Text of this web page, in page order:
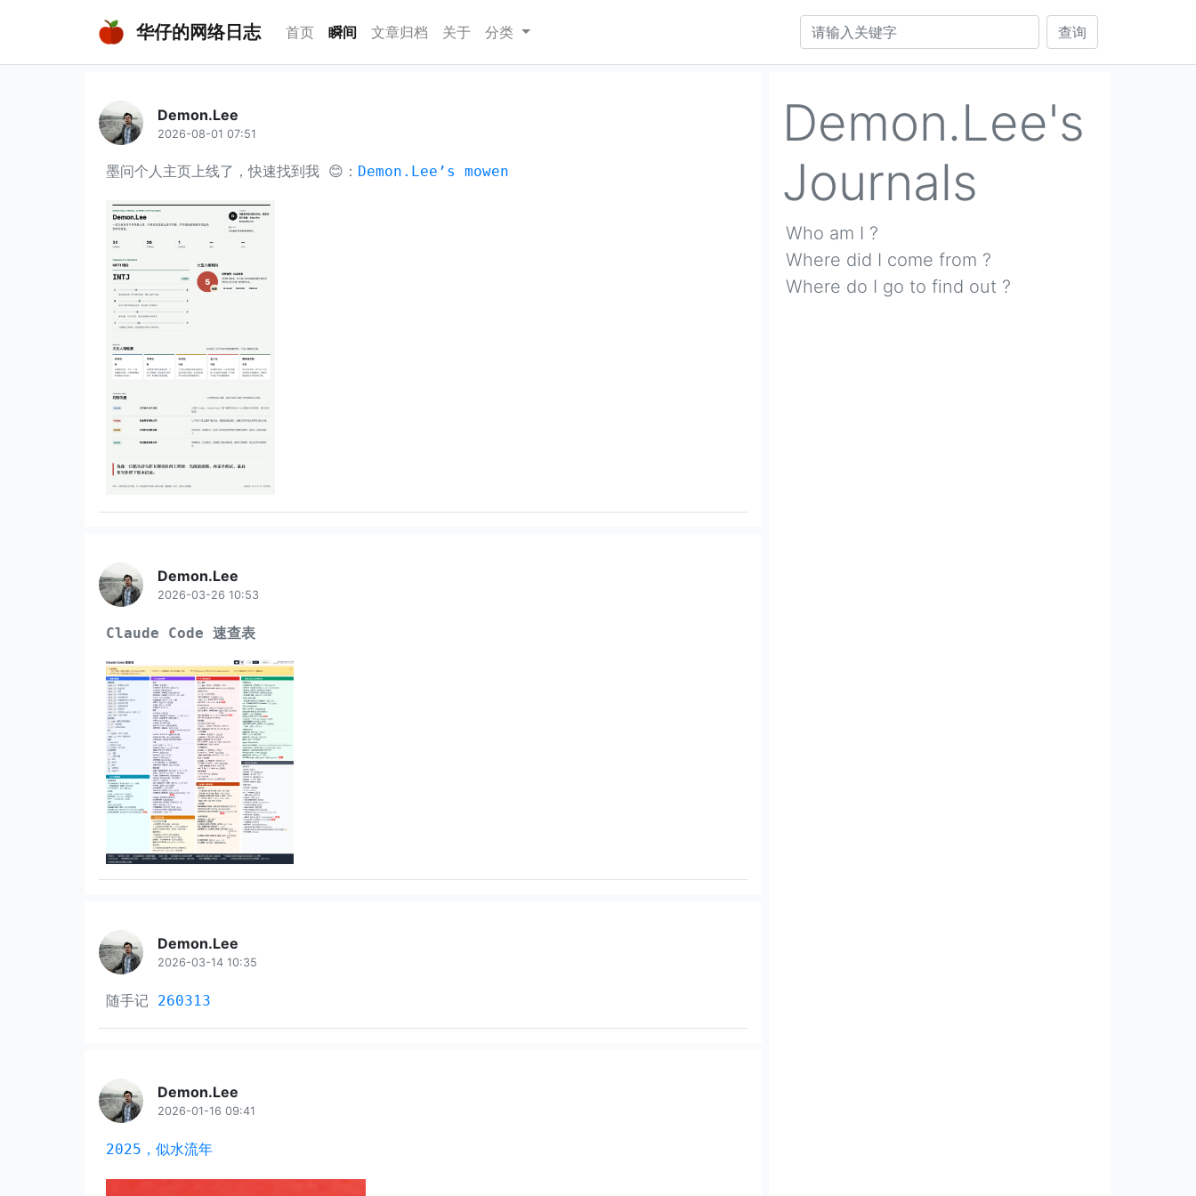
华仔的网络日志 首页 瞬间 (current)
文章归档 关于 分类 查询
Demon.Lee
2026-08-01 07:51
墨问个人主页上线了，快速找到我 😊： Demon.Lee’s mowen
Demon.Lee
2026-03-26 10:53
Claude Code 速查表
Demon.Lee
2026-03-14 10:35
随手记 260313
Demon.Lee
2026-01-16 09:41
2025，似水流年
Demon.Lee's
Journals
Who am I ?
Where did I come from ?
Where do I go to find out ?